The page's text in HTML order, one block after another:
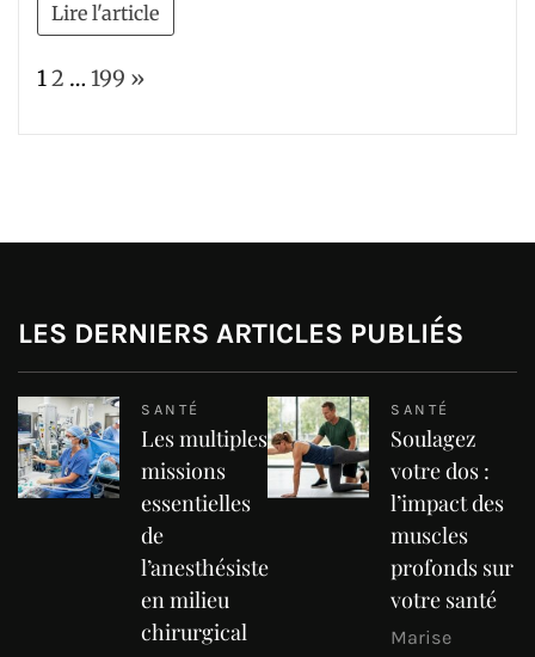
Lire l'article
Page:
12 … 199 Next
»
LES DERNIERS ARTICLES PUBLIÉS
SANTÉ
Les multiples
missions
essentielles
de
l’anesthésiste
en milieu
chirurgical
SANTÉ
Soulagez
votre dos :
l’impact des
muscles
profonds sur
votre santé
Marise